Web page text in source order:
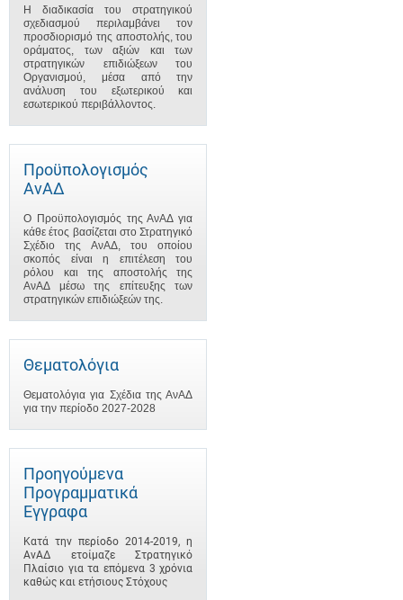
Η διαδικασία του στρατηγικού
σχεδιασμού περιλαμβάνει τον
προσδιορισμό της αποστολής, του
οράματος, των αξιών και των
στρατηγικών επιδιώξεων του
Οργανισμού, μέσα από την
ανάλυση του εξωτερικού και
εσωτερικού περιβάλλοντος.
Προϋπολογισμός
ΑνΑΔ
Ο Προϋπολογισμός της ΑνΑΔ για
κάθε έτος βασίζεται στο Στρατηγικό
Σχέδιο της ΑνΑΔ, του οποίου
σκοπός είναι η επιτέλεση του
ρόλου και της αποστολής της
ΑνΑΔ μέσω της επίτευξης των
στρατηγικών επιδιώξεών της.
Θεματολόγια
Θεματολόγια για Σχέδια της ΑνΑΔ
για την περίοδο 2027-2028
Προηγούμενα
Προγραμματικά
Έγγραφα
Κατά την περίοδο 2014-2019, η
ΑνΑΔ ετοίμαζε Στρατηγικό
Πλαίσιο για τα επόμενα 3 χρόνια
καθώς και ετήσιους Στόχους